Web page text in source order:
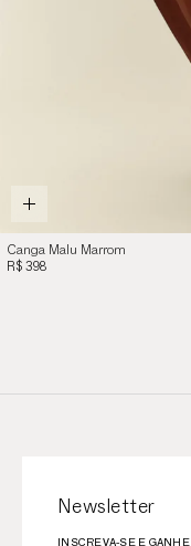
Canga Malu Marrom
R$ 398
Newsletter
INSCREVA-SE E GANHE